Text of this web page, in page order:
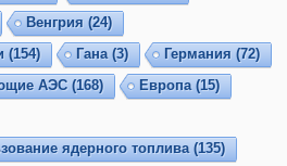
Венгрия (24)
(154) Гана (3) Германия (72)
АЭС(168) Европа (15)
ядерного топлива (135)